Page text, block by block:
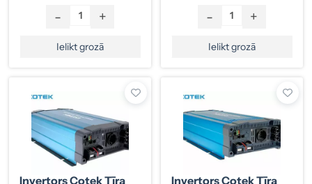
- +
Ielikt grozā
- +
Ielikt grozā
Invertors Cotek Tīra
Invertors Cotek Tīra